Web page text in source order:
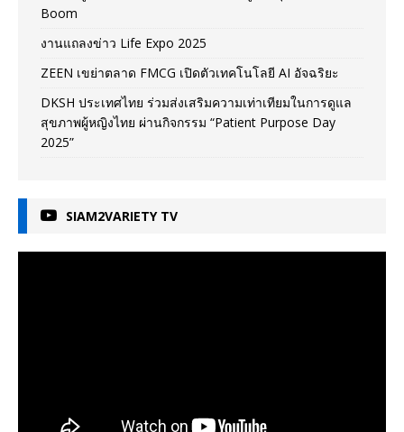
Boom
งานแถลงข่าว Life Expo 2025
ZEEN เขย่าตลาด FMCG เปิดตัวเทคโนโลยี AI อัจฉริยะ
DKSH ประเทศไทย ร่วมส่งเสริมความเท่าเทียมในการดูแล
สุขภาพผู้หญิงไทย ผ่านกิจกรรม “Patient Purpose Day
2025”
SIAM2VARIETY TV